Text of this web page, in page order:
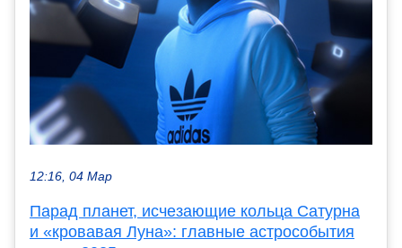
12:16, 04 Мар
Парад планет, исчезающие кольца Сатурна
и «кровавая Луна»: главные астрособытия